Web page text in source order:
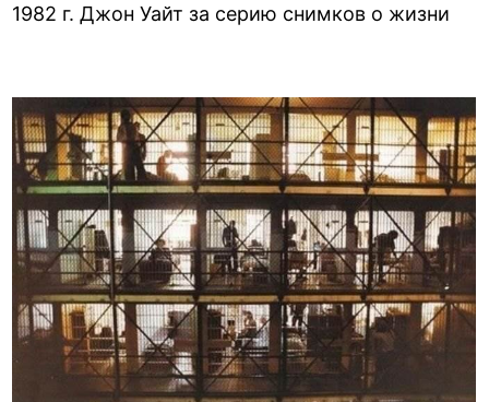
1982 г. Джон Уайт за серию снимков о жизни